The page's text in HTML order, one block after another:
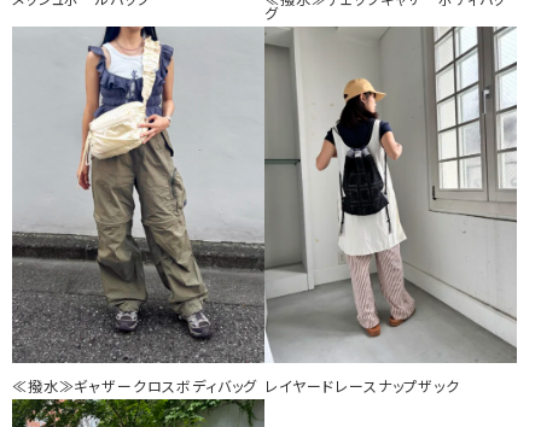
グ
≪撥水≫ギャザークロスボディバッグ レイヤードレースナップザック